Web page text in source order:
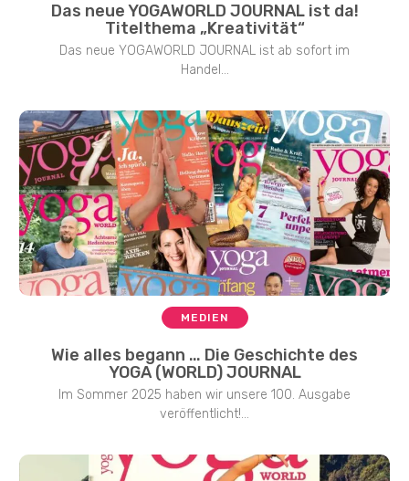
Das neue YOGAWORLD JOURNAL ist da!
Titelthema „Kreativität“
Das neue YOGAWORLD JOURNAL ist ab sofort im
Handel...
MEDIEN
Wie alles begann … Die Geschichte des
YOGA (WORLD) JOURNAL
Im Sommer 2025 haben wir unsere 100. Ausgabe
veröffentlicht!...